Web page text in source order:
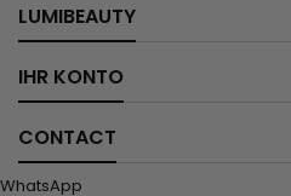
LUMIBEAUTY
IHR KONTO
CONTACT
WhatsApp